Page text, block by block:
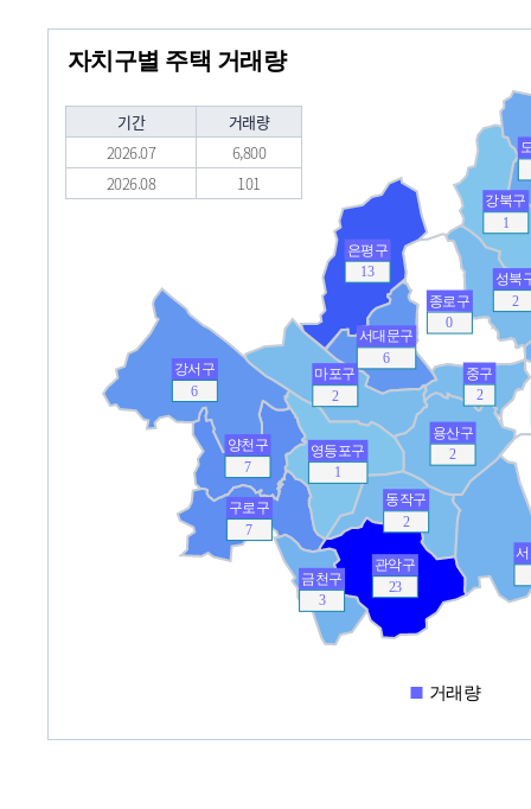
기간
거래량
2026.07
6,800
2026.08
101
자치구별 주택 거래량
거래량
1
강북구
6
강서구
23
관악구
7
구로구
3
금천구
2
동작구
2
마포구
6
서대문구
2
성북
7
양천구
1
영등포구 2
용산구
13
은평구
0
종로구
2
중구